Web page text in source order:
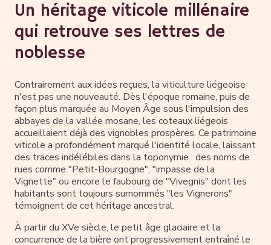
Un héritage viticole millénaire
qui retrouve ses lettres de
noblesse
Contrairement aux idées reçues, la viticulture liégeoise
n'est pas une nouveauté. Dès l'époque romaine, puis de
façon plus marquée au Moyen Âge sous l'impulsion des
abbayes de la vallée mosane, les coteaux liégeois
accueillaient déjà des vignobles prospères. Ce patrimoine
viticole a profondément marqué l'identité locale, laissant
des traces indélébiles dans la toponymie : des noms de
rues comme "Petit-Bourgogne", "impasse de la
Vignette" ou encore le faubourg de "Vivegnis" dont les
habitants sont toujours surnommés "les Vignerons"
témoignent de cet héritage ancestral.
À partir du XVe siècle, le petit âge glaciaire et la
concurrence de la bière ont progressivement entraîné le